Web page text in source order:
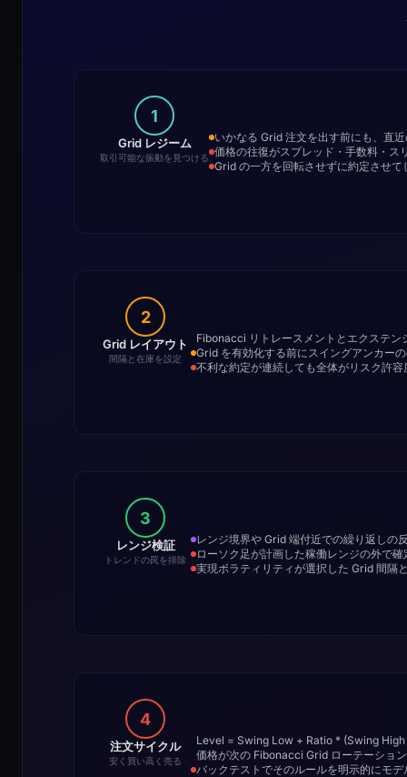
1
Grid レジーム
取引可能な振動を見つける
いかなる Grid 注文を出す前にも、直
価格の往復がスプレッド・手数料・ス
Grid の一方を回転させずに約定させ
2
Grid レイアウト
間隔と在庫を設定
Fibonacci リトレースメントとエクステ
Grid を有効化する前にスイングアンカー
不利な約定が連続しても全体がリスク許
3
レンジ検証
トレンドの罠を排除
レンジ境界や Grid 端付近での繰り返しの
ローソク足が計画した稼働レンジの外で
実現ボラティリティが選択した Grid 間隔
4
注文サイクル
安く買い高く売る
Level = Swing Low + Ratio * (Swing
価格が次の Fibonacci Grid ローテーショ
バックテストでそのルールを明示的にモ